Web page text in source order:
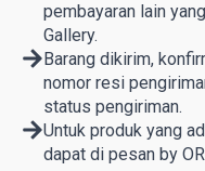
pembayaran lain
Gallery.
Barang dikirim,
nomor resi
status pengiriman.
Untuk produk yang
dapat di pesan by